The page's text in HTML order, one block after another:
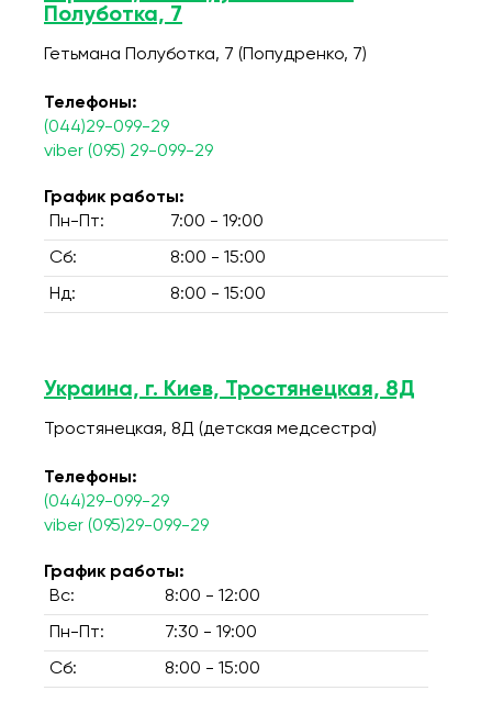
Полуботка, 7
Гетьмана Полуботка, 7 (Попудренко, 7)
Телефоны:
(044)29-099-29
viber (095) 29-099-29
График работы:
Пн-Пт:
7:00 - 19:00
Сб: 8:00 - 15:00
Нд: 8:00 - 15:00
Украина, г. Киев, Тростянецкая, 8Д
Тростянецкая, 8Д (детская медсестра)
Телефоны:
(044)29-099-29
viber (095)29-099-29
График работы:
Вс:
8:00 - 12:00
Пн-Пт: 7:30 - 19:00
Сб: 8:00 - 15:00